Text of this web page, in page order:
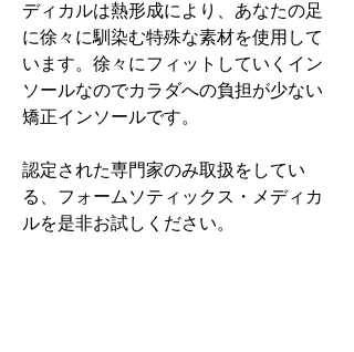
ディカルは熱形成により、あなたの足
に徐々に馴染む特殊な素材を使用して
います。徐々にフィットしていくイン
ソールなのでカラダへの負担が少ない
矯正インソールです。
認定された専門家のみ取扱をしてい
る、フォームソティックス・メディカ
ルを是非お試しください。